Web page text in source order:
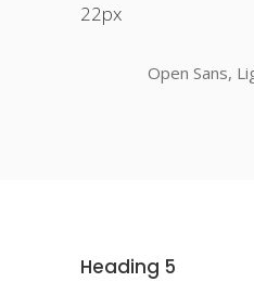
22px
Open Sans,
Heading 5